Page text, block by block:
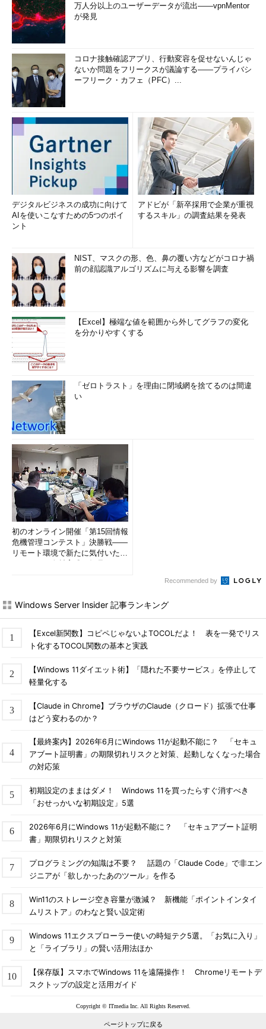
このような工夫により、コールド・ブートするよりも30～
70％程度高速化されているとのことである（以下のブログ参
照）。
Windows 8 でお届けする高速な起動（Windows エンジニ
アリング チームによるブログ）
システムを強制的にコールド・ブートさせる
高速スタートアップは便利な機能であるが、例えばシステムに
新しいデバイスを追加した場合などに問題が発生することがあ
る。USBのようなPnPデバイスでは自動的に検出され、ドライバ
がインストールされるが、カードを増設したような場合には増設
したデバイスが見つからず、エラーになることがある。そのよう
な場合は、システムを手動で完全にコールド・ブートさせるとよ
い。このためにはいくつか方法がある。本記事冒頭で紹介した方
法で、いったん高速スタートアップを無効にしてから再起動して
もよいが、次の方法を使えば、高速スタートアップの設定を変え
GUIメニューで再起動させる
Windows 8システムをシャットダウンするには、設定チャーム
の「電源」をクリックして［シャットダウン］を選べばよいが、
［再起動］を選べばコールド・ブートになる。
GUIメニューで再起動する
これは設定チャームの「電源」をクリッ
クしたところ。システムを完全に再起動
させたい場合は、GUIで再起動メニュー
を選択する。
（1）マウス・カーソルを画面右下へ
移動させるか［Windows］＋［C］キー
などで設定チャームを表示させ、これを
クリックする。
（2）これを実行する。
ブートさせるためには、shutdownコマンドを実行する。末尾の
「/t 0」オプションは、タイムアウト＝0秒、つまり、いますぐ実
※コールド・ブートさせる場合
shutdown /r /t 0
shutdown /s /t 0
ちなみに、/sと/hybridを組み合わせてシャットダウンすると、
次回のブートは高速スタートアップになる。
※次回高速スタートアップさせるためのシャットダウン
shutdown /s /hybrid /t 0
システムをマルチ・ブートしている場合のOS選択
システムに2つ以上のWindows OSをインストールしている場
合、通常は起動時にOSを選択するメニュー画面が表示される。
OSがアクティブになり、電源ボタンを押してシステムを起動し
ても、ブート・メニューが表示されないことがある（OSの選択
万人分以上のユーザーデータが流出――vpnMentor
が発見
コロナ接触確認アプリ、行動変容を促せないんじゃ
ないか問題をフリークスが議論する――プライバシ
ーフリーク・カフェ（PFC）...
デジタルビジネスの成功に向けて
AIを使いこなすための5つのポイ
ント
アドビが「新卒採用で企業が重視
するスキル」の調査結果を発表
NIST、マスクの形、色、鼻の覆い方などがコロナ禍
前の顔認識アルゴリズムに与える影響を調査
【Excel】極端な値を範囲から外してグラフの変化
を分かりやすくする
「ゼロトラスト」を理由に閉域網を捨てるのは間違
い
初のオンライン開催「第15回情報
危機管理コンテスト」決勝戦――
リモート環境で新たに気付いたセ
Recommended by
Windows Server Insider 記事ランキング
【Excel新関数】コピペじゃないよTOCOLだよ！ 表を一発でリス
ト化するTOCOL関数の基本と実践
【Windows 11ダイエット術】「隠れた不要サービス」を停止して
軽量化する
【Claude in Chrome】ブラウザのClaude（クロード）拡張で仕事
はどう変わるのか？
【最終案内】2026年6月にWindows 11が起動不能に？ 「セキュ
アブート証明書」の期限切れリスクと対策、起動しなくなった場合
の対応策
初期設定のままはダメ！ Windows 11を買ったらすぐ消すべき
「おせっかいな初期設定」5選
2026年6月にWindows 11が起動不能に？ 「セキュアブート証明
書」期限切れリスクと対策
プログラミングの知識は不要？ 話題の「Claude Code」で非エン
ジニアが「欲しかったあのツール」を作る
Win11のストレージ空き容量が激減？ 新機能「ポイントインタイ
ムリストア」のわなと賢い設定術
Windows 11エクスプローラー使いの時短テク5選。「お気に入り」
と「ライブラリ」の賢い活用法ほか
【保存版】スマホでWindows 11を遠隔操作！ Chromeリモートデ
スクトップの設定と活用ガイド
Copyright © ITmedia Inc. All Rights Reserved.
ページトップに戻る